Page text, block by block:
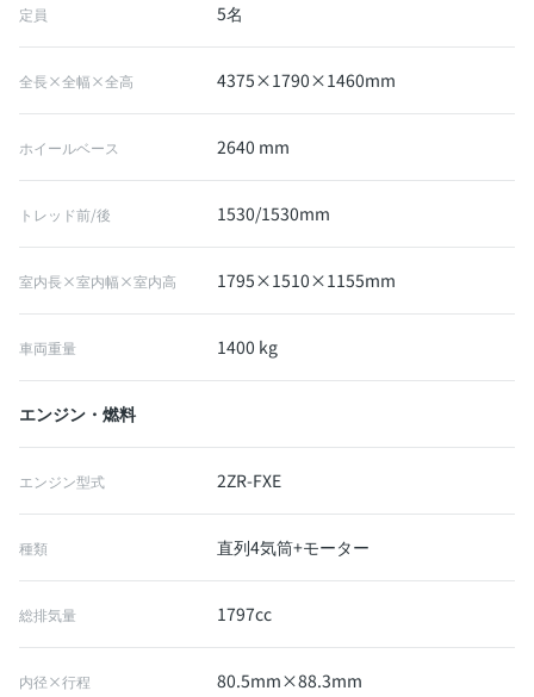
定員 5名
全長×全幅×全高 4375×1790×1460mm
ホイールベース 2640 mm
トレッド前/後 1530/1530mm
室内長×室内幅×室内高 1795×1510×1155mm
車両重量 1400 kg
エンジン・燃料
エンジン型式 2ZR-FXE
種類 直列4気筒+モーター
総排気量 1797cc
内径×行程 80.5mm×88.3mm